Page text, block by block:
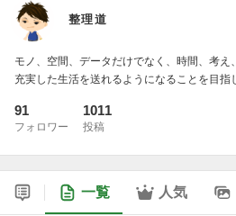
整理道
モノ、空間、データだけでなく、時間、考え
充実した生活を送れるようになることを目指
91
フォロワー
1011
投稿
一覧 人気